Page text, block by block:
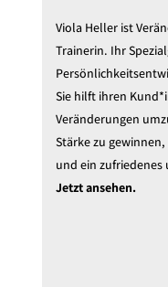
Viola Heller ist
Trainerin. Ihr
Sie hilft ihren
Veränderungen
Stärke zu
und ein
Jetzt ansehen.